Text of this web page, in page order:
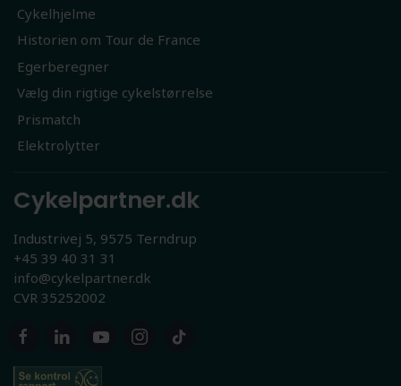
Cykelhjelme
Historien om Tour de France
Egerberegner
Vælg din rigtige cykelstørrelse
Prismatch
Elektrolytter
Cykelpartner.dk
Industrivej 5, 9575 Terndrup
+45 39 40 31 31
info@cykelpartner.dk
CVR 35252002